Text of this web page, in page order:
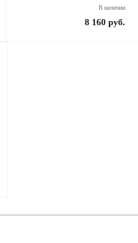
В наличии
8 160 руб.